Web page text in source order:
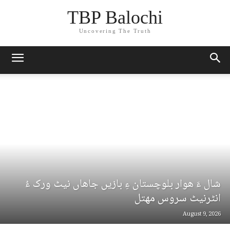
TBP Balochi
Uncovering The Truth
شال ءَ ھوار بلوچستان ءِ بازیں جاھاں نیٹ ورک ءُ
انٹرنیٹ سروس مھتل
August 9, 2026